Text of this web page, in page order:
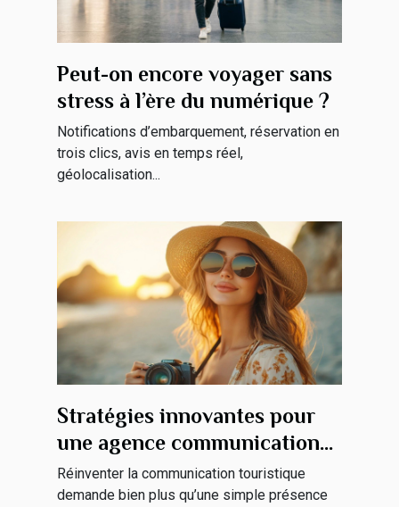
Peut-on encore voyager sans
stress à l’ère du numérique ?
Notifications d’embarquement, réservation en
trois clics, avis en temps réel,
géolocalisation...
Stratégies innovantes pour
une agence communication
tourisme
Réinventer la communication touristique
demande bien plus qu’une simple présence